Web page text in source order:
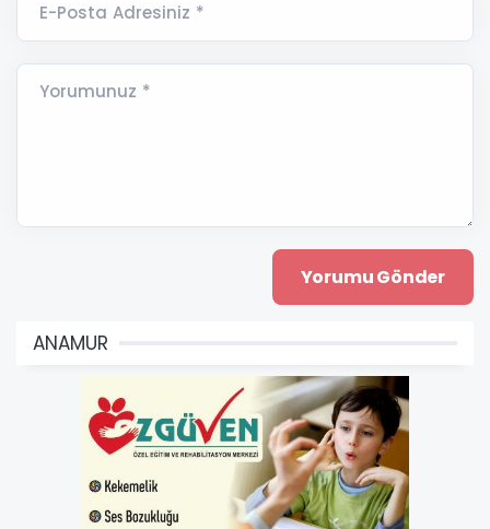
E-Posta Adresiniz *
Yorumunuz *
ANAMUR